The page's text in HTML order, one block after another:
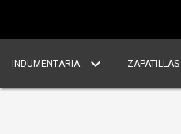
INDUMENTARIA ZAPATILLAS